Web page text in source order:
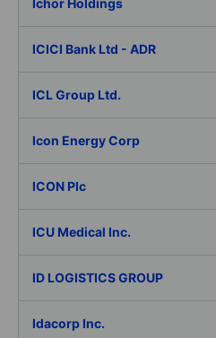
Ichor Holdings
ICICI Bank Ltd - ADR
ICL Group Ltd.
Icon Energy Corp
ICON Plc
ICU Medical Inc.
ID LOGISTICS GROUP
Idacorp Inc.